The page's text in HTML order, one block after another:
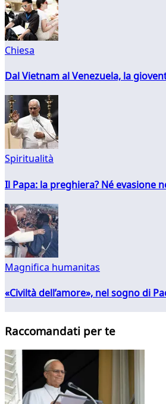
Chiesa
Dal Vietnam al Venezuela, la
Spiritualità
Il Papa: la preghiera? Né evasione
Magnifica humanitas
«Civiltà dell’amore», nel sogno di
Raccomandati per te